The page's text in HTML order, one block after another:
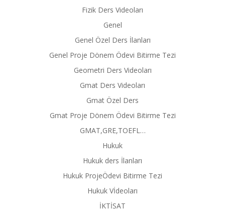
Fizik Ders Videoları
Genel
Genel Özel Ders İlanları
Genel Proje Dönem Ödevi Bitirme Tezi
Geometri Ders Videoları
Gmat Ders Videoları
Gmat Özel Ders
Gmat Proje Dönem Ödevi Bitirme Tezi
GMAT,GRE,TOEFL…
Hukuk
Hukuk ders İlanları
Hukuk ProjeÖdevi Bitirme Tezi
Hukuk Vİdeoları
İKTİSAT